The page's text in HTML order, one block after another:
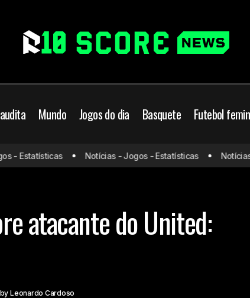
Mundo Jogos do dia Basquete Futebol
Mundo Ruben Amorim sobre atacante do United: “Não
Estatísticas Notícias - Jogos - Estatísticas Notícias -
atacante do United:
by Leonardo Cardoso